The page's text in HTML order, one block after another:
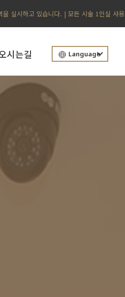
실시하고 있습니다. | 모든 시술 1인실 사용
시는길 Language